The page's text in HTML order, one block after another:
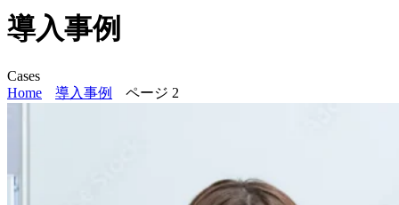
導入事例
Cases
Home
導入事例 ページ 2